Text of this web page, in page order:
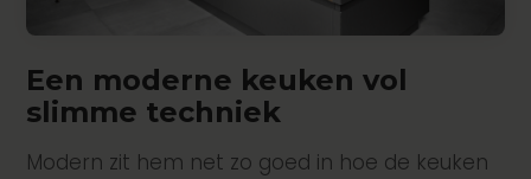
Een moderne keuken vol
slimme techniek
Modern zit hem net zo goed in hoe de keuken